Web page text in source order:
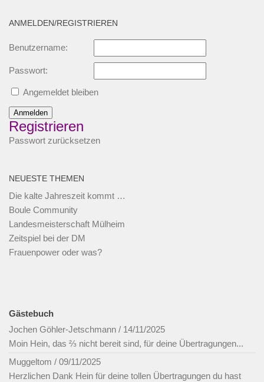
ANMELDEN/REGISTRIEREN
Benutzername:
Passwort:
Angemeldet bleiben
Anmelden
Registrieren
Passwort zurücksetzen
NEUESTE THEMEN
Die kalte Jahreszeit kommt …
Boule Community
Landesmeisterschaft Mülheim
Zeitspiel bei der DM
Frauenpower oder was?
Gästebuch
Jochen Göhler-Jetschmann / 14/11/2025
Moin Hein, das ⅔ nicht bereit sind, für deine Übertragungen...
Muggeltom / 09/11/2025
Herzlichen Dank Hein für deine tollen Übertragungen du hast